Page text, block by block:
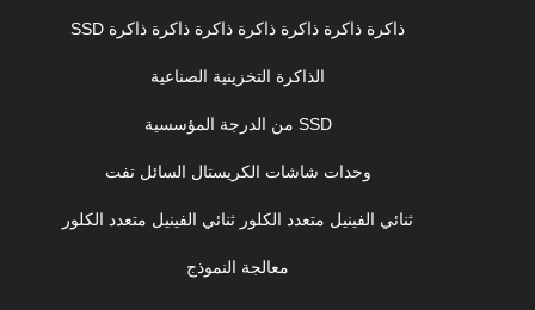
ذاكرة ذاكرة ذاكرة ذاكرة ذاكرة ذاكرة ذاكرة SSD
الذاكرة التخزينية الصناعية
SSD من الدرجة المؤسسية
وحدات شاشات الكريستال السائل تفت
ثنائي الفينيل متعدد الكلور ثنائي الفينيل متعدد الكلور
معالجة النموذج